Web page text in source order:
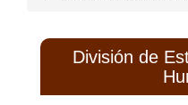
División de